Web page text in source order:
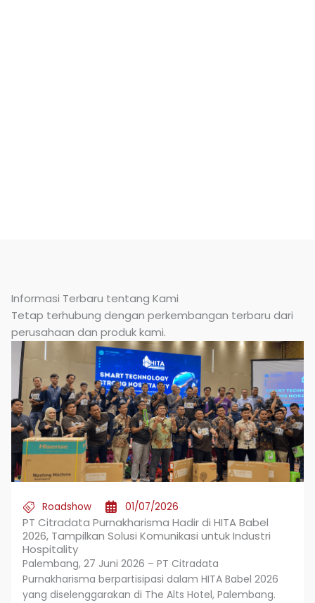
Informasi Terbaru tentang Kami
Tetap terhubung dengan perkembangan terbaru dari
perusahaan dan produk kami.
Roadshow 01/07/2026
PT Citradata Purnakharisma Hadir di HITA Babel
2026, Tampilkan Solusi Komunikasi untuk Industri
Hospitality
Palembang, 27 Juni 2026 – PT Citradata
Purnakharisma berpartisipasi dalam HITA Babel 2026
yang diselenggarakan di The Alts Hotel, Palembang.